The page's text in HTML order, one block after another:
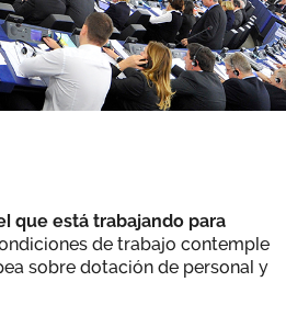
que está trabajando para
de trabajo contemple
sobre dotación de personal y